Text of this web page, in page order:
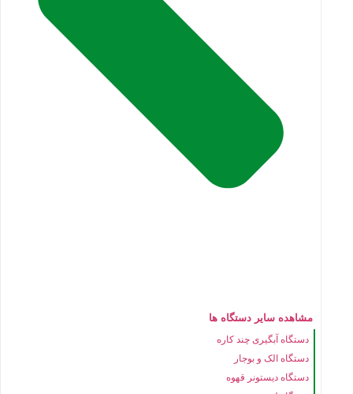
مشاهده سایر دستگاه ها
دستگاه آبگیری چند کاره
دستگاه الک و بوجار
دستگاه دیستونر قهوه